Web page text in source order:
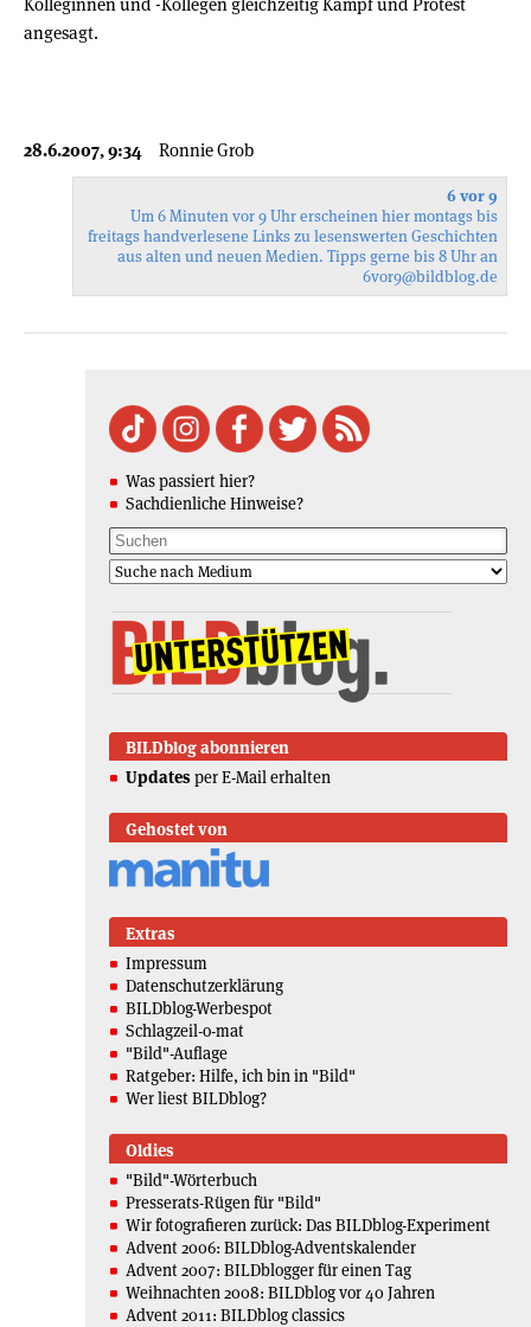
angesagt.
28.6.2007, 9:34 Ronnie Grob
6 vor 9
Um 6 Minuten vor 9 Uhr erscheinen hier montags bis
freitags handverlesene Links zu lesenswerten Geschichten
aus alten und neuen Medien. Tipps gerne bis 8 Uhr an
6vor9@bildblog.de
Was passiert hier?
Sachdienliche Hinweise?
BILDblog abonnieren
Updates per E-Mail erhalten
Gehostet von
Extras
Impressum
Datenschutzerklärung
BILDblog-Werbespot
Schlagzeil-o-mat
"Bild"-Auflage
Ratgeber: Hilfe, ich bin in "Bild"
Wer liest BILDblog?
Oldies
"Bild"-Wörterbuch
Presserats-Rügen für "Bild"
Wir fotografieren zurück: Das BILDblog-Experiment
Advent 2006: BILDblog-Adventskalender
Advent 2007: BILDblogger für einen Tag
Weihnachten 2008: BILDblog vor 40 Jahren
Advent 2011: BILDblog classics